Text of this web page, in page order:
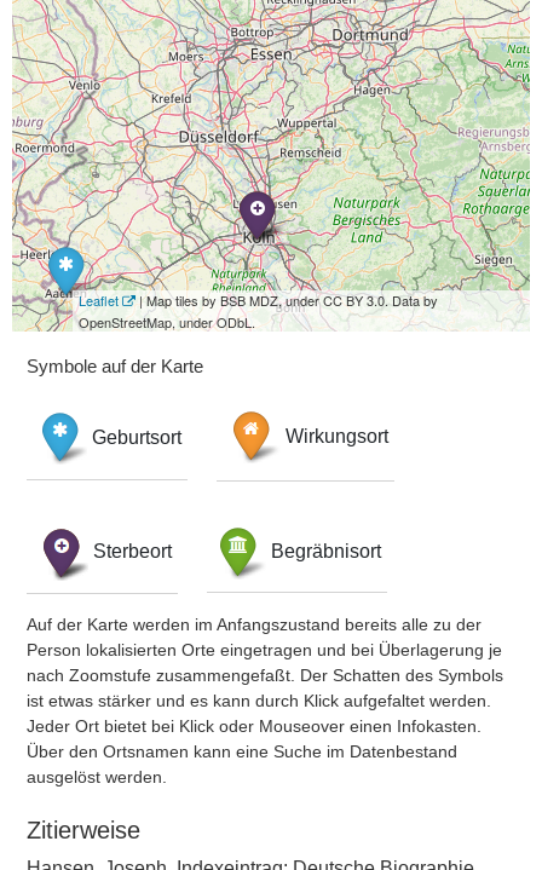
Leaflet
| Map tiles by BSB MDZ, under CC BY 3.0. Data by
OpenStreetMap, under ODbL.
Symbole auf der Karte
Geburtsort Wirkungsort
Sterbeort Begräbnisort
Auf der Karte werden im Anfangszustand bereits alle zu der
Person lokalisierten Orte eingetragen und bei Überlagerung je
nach Zoomstufe zusammengefaßt. Der Schatten des Symbols
ist etwas stärker und es kann durch Klick aufgefaltet werden.
Jeder Ort bietet bei Klick oder Mouseover einen Infokasten.
Über den Ortsnamen kann eine Suche im Datenbestand
ausgelöst werden.
Zitierweise